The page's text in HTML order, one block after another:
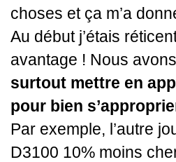
choses et ça m’a
Au début j’étais
avantage ! Nous avons
surtout mettre en
pour bien
Par exemple, l’autre
D3100 10% moins